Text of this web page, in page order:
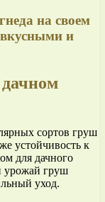
на своем
вкусными и
сортов груш
устойчивость к
для дачного
урожай груш
уход.